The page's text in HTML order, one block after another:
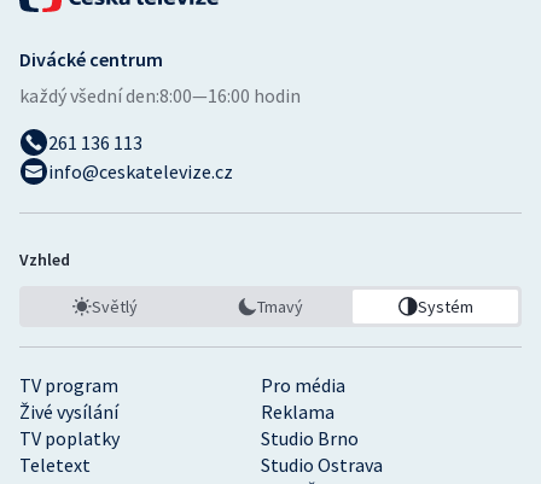
TV program
Pro média
Živé vysílání
Reklama
TV poplatky
Studio Brno
Teletext
Studio Ostrava
Divácké centrum
každý všední den:8:00—16:00 hodin
261 136 113
info@ceskatelevize.cz
Vzhled
Světlý Tmavý Systém